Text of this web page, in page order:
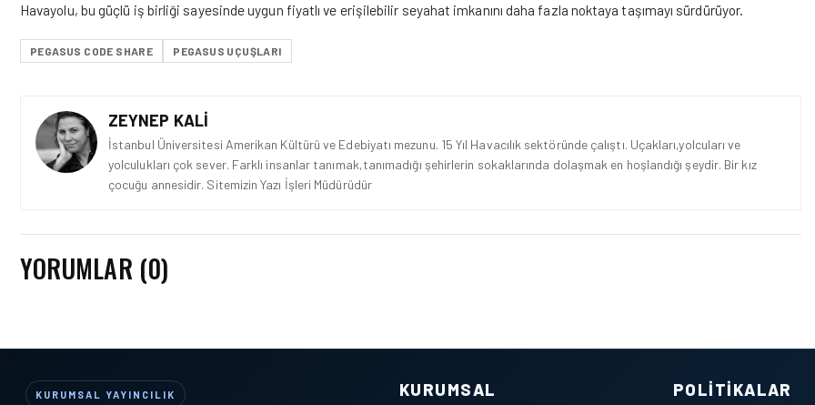
Havayolu, bu güçlü iş birliği sayesinde uygun fiyatlı ve erişilebilir seyahat imkanını daha fazla noktayataşımayı sürdürüyor.
PEGASUS CODE SHARE PEGASUS UÇUŞLARI
ZEYNEP KALI
İstanbul Üniversitesi Amerikan Kültürü ve Edebiyatı mezunu. 15 Yıl Havacılık sektöründe çalıştı. Uçakları,yolcuları ve
yolculukları çok sever. Farklı insanlar tanımak,tanımadığı şehirlerin sokaklarında dolaşmak en hoşlandığı şeydir. Bir kız
çocuğu annesidir. Sitemizin Yazı İşleri Müdürüdür
YORUMLAR (0)
KURUMSAL YAYINCILIK KURUMSAL POLITIKALAR